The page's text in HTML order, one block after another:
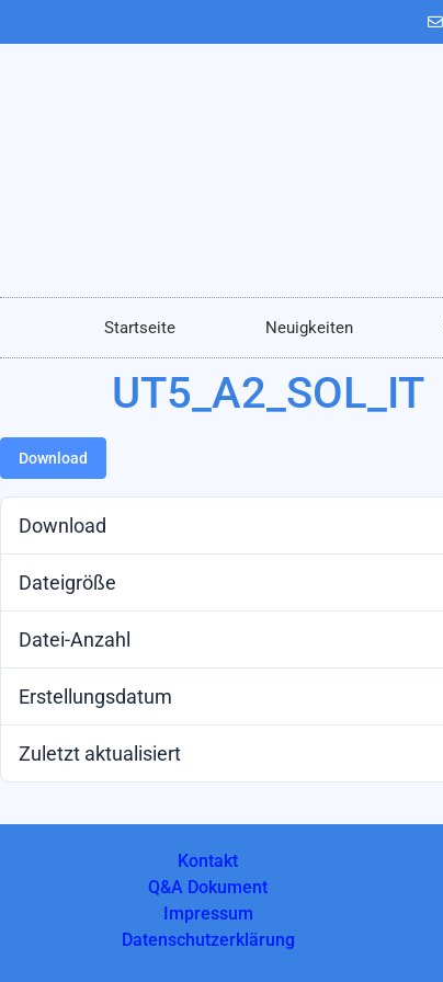
Startseite Neuigkeiten
UT5_A2_SOL_IT
Download
Download
Dateigröße
Datei-Anzahl
Erstellungsdatum
Zuletzt aktualisiert
Kontakt
Q&A Dokument
Impressum
Datenschutzerklärung